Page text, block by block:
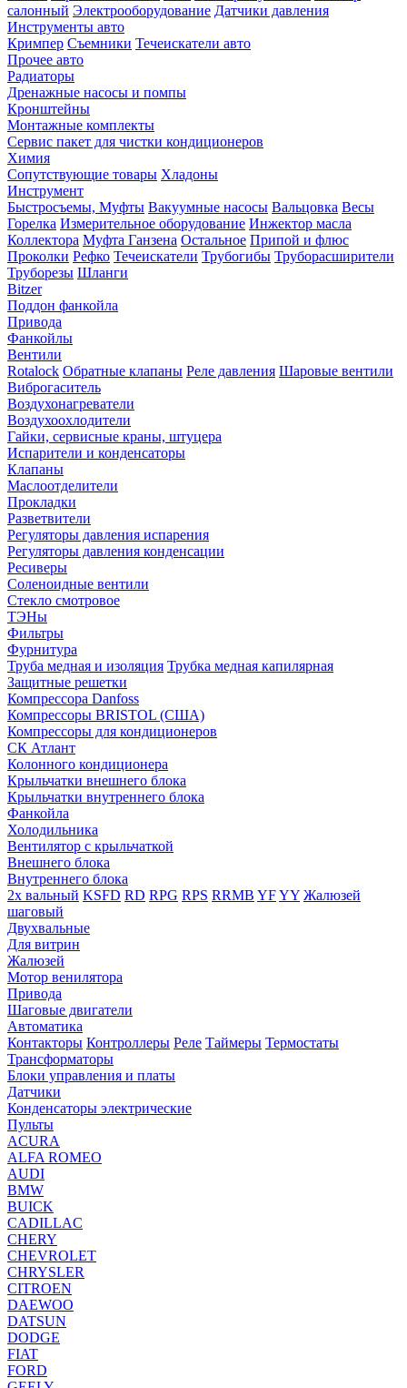
салонный Электрооборудование Датчики давления
Инструменты авто
Кримпер Съемники Течеискатели авто
Прочее авто
Радиаторы
Дренажные насосы и помпы
Кронштейны
Монтажные комплекты
Сервис пакет для чистки кондиционеров
Химия
Сопутствующие товары Хладоны
Инструмент
Быстросъемы, Муфты Вакуумные насосы Вальцовка Весы
Горелка Измерительное оборудование Инжектор масла
Коллектора Муфта Ганзена Остальное Припой и флюс
Проколки Рефко Течеискатели Трубогибы Труборасширители
Труборезы Шланги
Bitzer
Поддон фанкойла
Привода
Фанкойлы
Вентили
Rotalock Обратные клапаны Реле давления Шаровые вентили
Виброгаситель
Воздухонагреватели
Воздухоохлодители
Гайки, сервисные краны, штуцера
Испарители и конденсаторы
Клапаны
Маслоотделители
Прокладки
Разветвители
Регуляторы давления испарения
Регуляторы давления конденсации
Ресиверы
Соленоидные вентили
Стекло смотровое
ТЭНы
Фильтры
Фурнитура
Труба медная и изоляция Трубка медная капилярная
Защитные решетки
Компрессора Danfoss
Компрессоры BRISTOL (США)
Компрессоры для кондиционеров
СК Атлант
Колонного кондиционера
Крыльчатки внешнего блока
Крыльчатки внутреннего блока
Фанкойла
Холодильника
Вентилятор с крыльчаткой
Внешнего блока
Внутреннего блока
2х вальный KSFD RD RPG RPS RRMB YFYY Жалюзей
шаговый
Двухвальные
Для витрин
Жалюзей
Мотор венилятора
Привода
Шаговые двигатели
Автоматика
Контакторы Контроллеры Реле Таймеры Термостаты
Трансформаторы
Блоки управления и платы
Датчики
Конденсаторы электрические
Пульты
ACURA
ALFA ROMEO
AUDI
BMW
BUICK
CADILLAC
CHERY
CHEVROLET
CHRYSLER
CITROEN
DAEWOO
DATSUN
DODGE
FIAT
FORD